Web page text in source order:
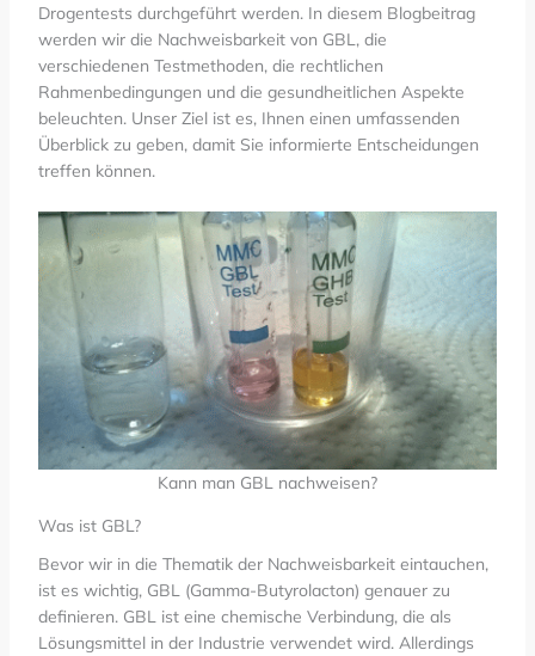
Drogentests durchgeführt werden. In diesem Blogbeitrag
werden wir die Nachweisbarkeit von GBL, die
verschiedenen Testmethoden, die rechtlichen
Rahmenbedingungen und die gesundheitlichen Aspekte
beleuchten. Unser Ziel ist es, Ihnen einen umfassenden
Überblick zu geben, damit Sie informierte Entscheidungen
treffen können.
Kann man GBL nachweisen?
Was ist GBL?
Bevor wir in die Thematik der Nachweisbarkeit eintauchen,
ist es wichtig, GBL (Gamma-Butyrolacton) genauer zu
definieren. GBL ist eine chemische Verbindung, die als
Lösungsmittel in der Industrie verwendet wird. Allerdings